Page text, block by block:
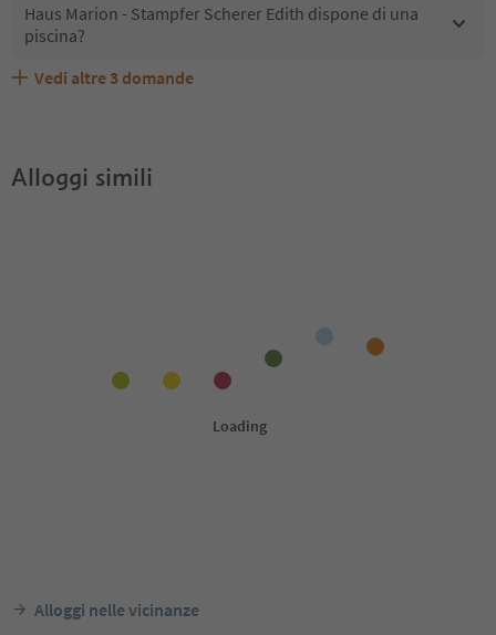
Haus Marion - Stampfer Scherer Edith dispone di una
piscina?
Haus Marion - Stampfer Scherer Edith accetta animali
Quali servizi/attività sono disponibili presso Haus
Gli ospiti di Haus Marion - Stampfer Scherer Edith
Vedi altre 3 domande
Alloggi simili
Alloggi nelle vicinanze